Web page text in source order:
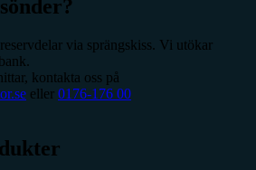
via sprängskiss. Vi utökar
kontakta oss på
eller 0176-176 00